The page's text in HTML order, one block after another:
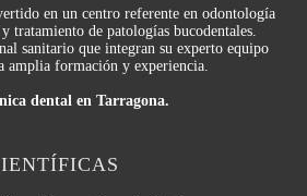
en un centro referente en odontología
tratamiento de patologías bucodentales.
sanitario que integran su experto equipo
amplia formación y experiencia.
dental en Tarragona.